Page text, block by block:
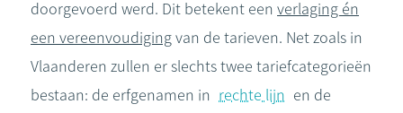
doorgevoerd werd. Dit betekent een verlaging én
een vereenvoudigingvan de tarieven. Net zoals in
Vlaanderen zullen er slechts twee tariefcategorieën
bestaan: de erfgenamen in rechte lijn en de